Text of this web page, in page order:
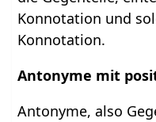
Konnotation und
Konnotation.
Antonyme mit
Antonyme, also